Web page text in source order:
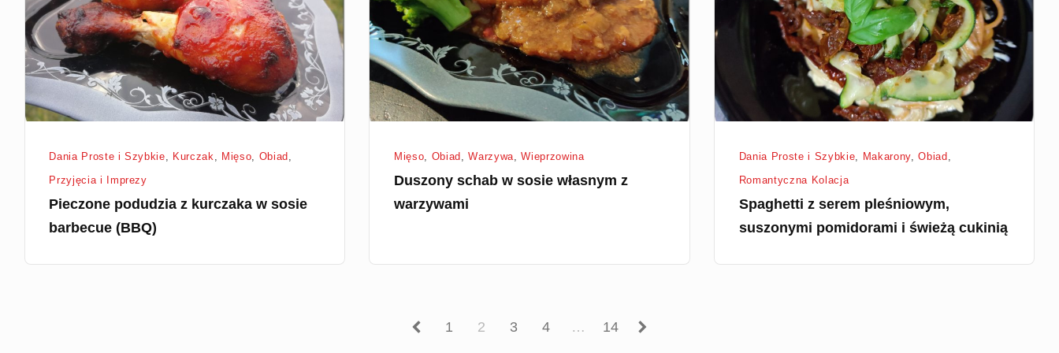
w
sosie
barbecue
(BBQ)
Dania Proste i Szybkie, Kurczak, Mięso, Obiad ,
Przyjęcia i Imprezy
Pieczone podudzia z kurczaka w sosie
barbecue (BBQ)
własnym
z
warzywami
Mięso, Obiad ,Warzywa,Wieprzowina
Duszony schab w sosie własnym z
warzywami
suszonymi
pomidorami
świeżą
cukinią
Dania Proste i Szybkie, Makarony,Obiad ,
Romantyczna Kolacja
Spaghetti z serem pleśniowym,
suszonymi pomidorami i świeżą cukinią
PreviousPage
1 Page
2 Page
3 Page
4 … Page
14 Next